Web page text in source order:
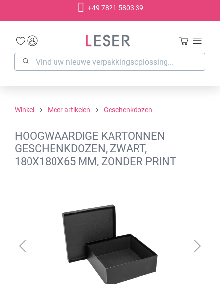
+49 7821 5803 39
Winkel Meer artikelen Geschenkdozen
HOOGWAARDIGE KARTONNEN
GESCHENKDOZEN, ZWART,
180X180X65 MM, ZONDER PRINT